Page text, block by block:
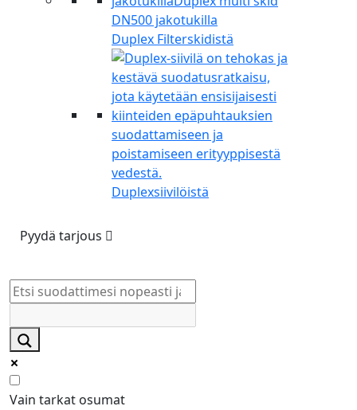
Duplex Filterskidistä
Duplexsiivilöistä
Pyydä tarjous
Vain tarkat osumat